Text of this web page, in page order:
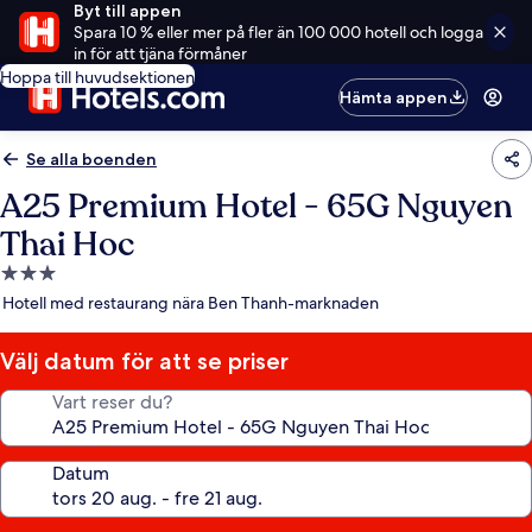
Byt till appen
Spara 10 % eller mer på fler än 100 000 hotell och logga
in för att tjäna förmåner
Hoppa till huvudsektionen
Hämta appen
Se alla boenden
A25 Premium Hotel - 65G Nguyen
Thai Hoc
3.0-
stjärnigt
Hotell med restaurang nära Ben Thanh-marknaden
Välj datum för att se priser
Vart reser du?
Datum